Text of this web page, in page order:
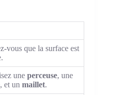
vous que la surface est
une perceuse, une
, et un maillet.